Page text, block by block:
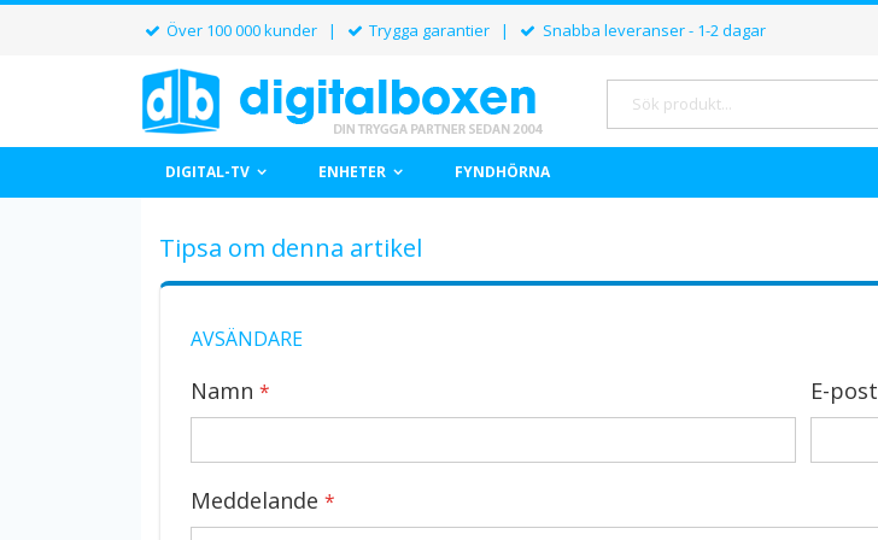
Över 100 000 kunder | Trygga garantier | Snabba leveranser - 1-2 dagarHoppa
innehållet
DIGITAL-TV ENHETER FYNDHÖRNA
Tipsa om denna artikel
AVSÄNDARE
Namn E-post
Meddelande